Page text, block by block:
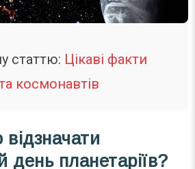
статтю: Цікаві факти
космонавтів
день планетаріїв?